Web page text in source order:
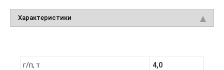
Характеристики
г/п, т 4,0